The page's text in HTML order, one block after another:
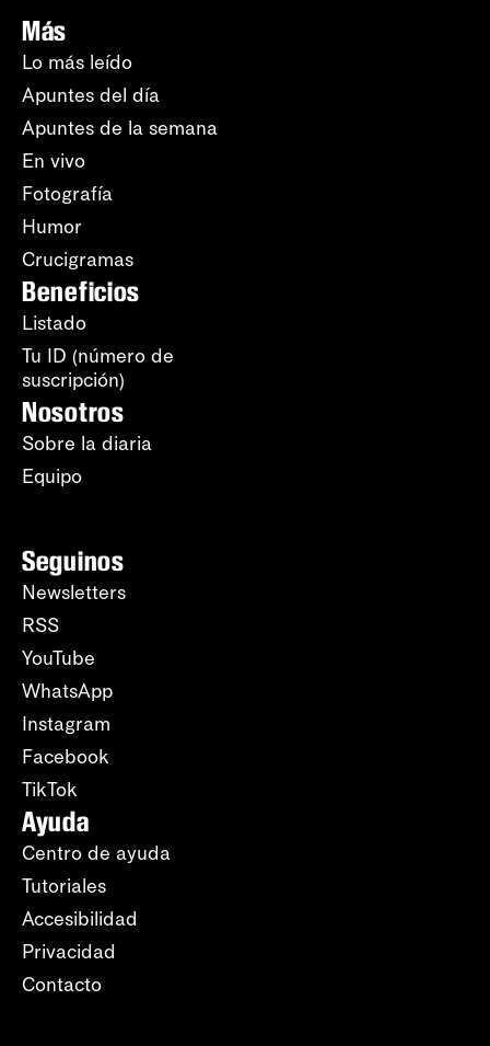
Más
Lo más leído
Apuntes del día
Apuntes de la semana
En vivo
Fotografía
Humor
Crucigramas
Beneficios
Listado
Tu ID (número de
suscripción)
Nosotros
Sobre la diaria
Equipo
Seguinos
Newsletters
RSS
YouTube
WhatsApp
Instagram
Facebook
TikTok
Ayuda
Centro de ayuda
Tutoriales
Accesibilidad
Privacidad
Contacto